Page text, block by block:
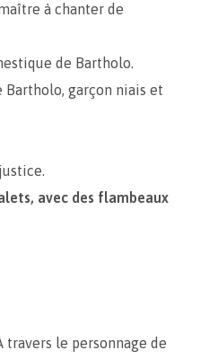
à chanter de
de Bartholo.
Bartholo, garçon niais et
avec des flambeaux
travers le personnage de